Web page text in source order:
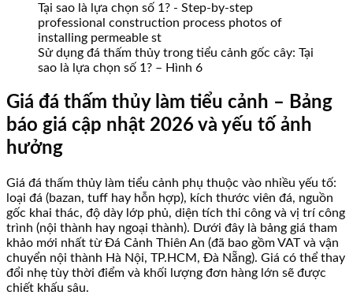
Sử dụng đá thấm thủy trong tiểu cảnh gốc cây: Tại
sao là lựa chọn số 1? – Hình 6
Giá đá thấm thủy làm tiểu cảnh – Bảng
báo giá cập nhật 2026 và yếu tố ảnh
hưởng
Giá đá thấm thủy làm tiểu cảnh phụ thuộc vào nhiều yếu tố:
loại đá (bazan, tuff hay hỗn hợp), kích thước viên đá, nguồn
gốc khai thác, độ dày lớp phủ, diện tích thi công và vị trí công
trình (nội thành hay ngoại thành). Dưới đây là bảng giá tham
khảo mới nhất từ Đá Cảnh Thiên An (đã bao gồm VAT và vận
chuyển nội thành Hà Nội, TP.HCM, Đà Nẵng). Giá có thể thay
đổi nhẹ tùy thời điểm và khối lượng đơn hàng lớn sẽ được
chiết khấu sâu.